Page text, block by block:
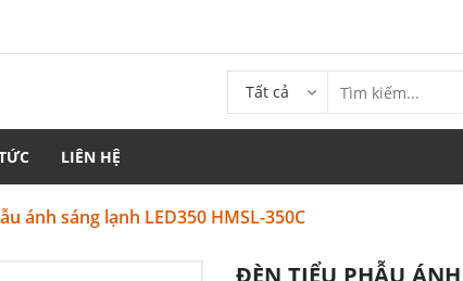
Tất cả
LIÊN HỆ
ánh sáng lạnh LED350 HMSL-350C
ĐÈN TIỂU PHẪU